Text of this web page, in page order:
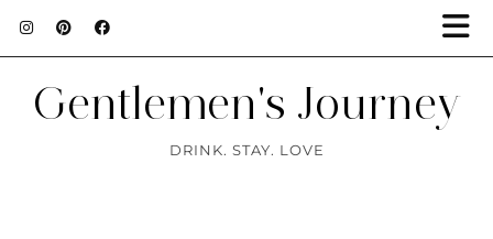
Gentlemen's Journey
DRINK. STAY. LOVE